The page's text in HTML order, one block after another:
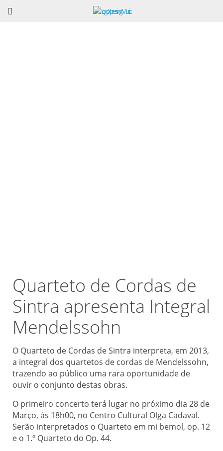
Quarteto de Cordas de
Sintra apresenta Integral
Mendelssohn
O Quarteto de Cordas de Sintra interpreta, em 2013,
a integral dos quartetos de cordas de Mendelssohn,
trazendo ao público uma rara oportunidade de
ouvir o conjunto destas obras.
O primeiro concerto terá lugar no próximo dia 28 de
Março, às 18h00, no Centro Cultural Olga Cadaval.
Serão interpretados o Quarteto em mi bemol, op. 12
e o 1.º Quarteto do Op. 44.